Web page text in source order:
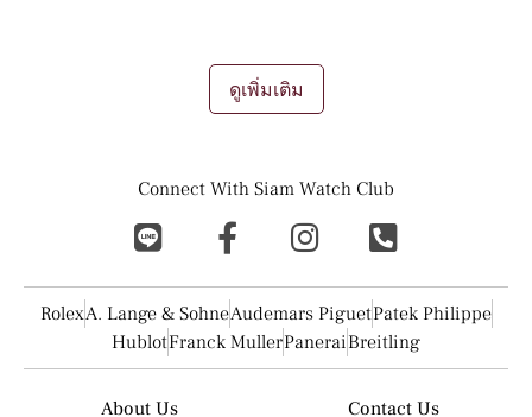
ดูเพิ่มเติม
Connect With Siam Watch Club
RolexA. Lange & SohneAudemars PiguetPatek Philippe
HublotFranck MullerPaneraiBreitling
About Us Contact Us